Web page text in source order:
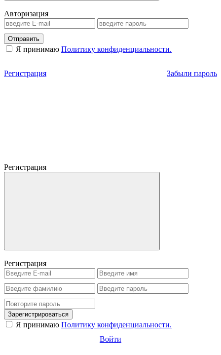
Авторизация
Отправить
Я принимаю Политику конфиденциальности.
Регистрация Забыли пароль
Регистрация
Регистрация
Зарегистрироваться
Я принимаю Политику конфиденциальности.
Войти